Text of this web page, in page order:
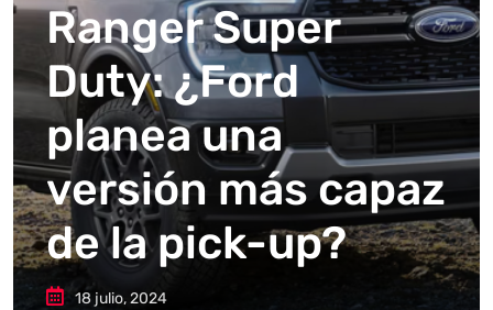
Ranger Super
Duty: ¿Ford
planea una
versión más capaz
de la pick-up?
18 julio, 2024